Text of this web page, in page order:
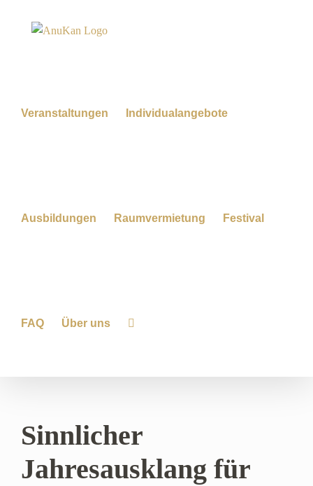
Veranstaltungen Individualangebote
Ausbildungen Raumvermietung Festival
FAQ Über uns
Sinnlicher
Jahresausklang für